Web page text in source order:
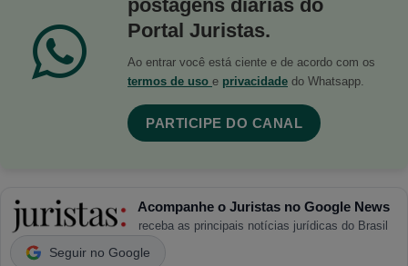
postagens diárias do
Portal Juristas.
Ao entrar você está ciente e de acordo com os
termos de uso e privacidade do Whatsapp.
PARTICIPE DO CANAL
Acompanhe o Juristas no Google News
receba as principais notícias jurídicas do Brasil
Seguir no Google